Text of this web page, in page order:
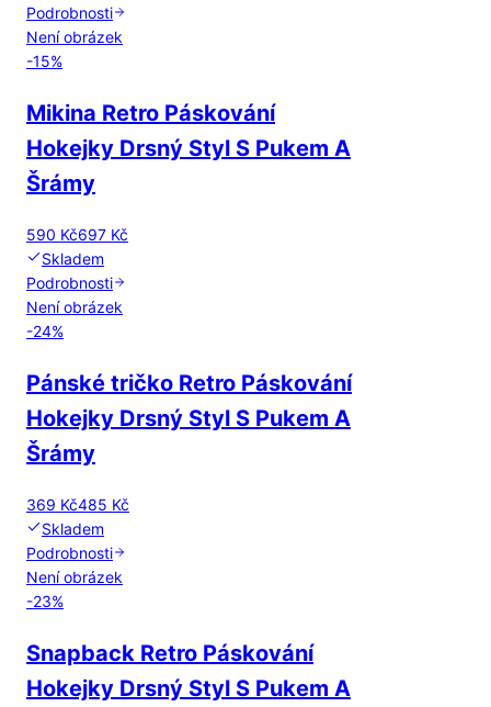
Podrobnosti
Není obrázek
-15%
Mikina Retro Páskování
Hokejky Drsný Styl S Pukem A
Šrámy
590 Kč697 Kč
Skladem
Podrobnosti
Není obrázek
-24%
Pánské tričko Retro Páskování
Hokejky Drsný Styl S Pukem A
Šrámy
369 Kč485 Kč
Skladem
Podrobnosti
Není obrázek
-23%
Snapback Retro Páskování
Hokejky Drsný Styl S Pukem A